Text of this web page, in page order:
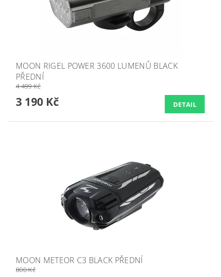
MOON RIGEL POWER 3600 LUMENŮ BLACK
PŘEDNÍ
4 499 Kč
3 190 Kč DETAIL
MOON METEOR C3 BLACK PŘEDNÍ
800 Kč